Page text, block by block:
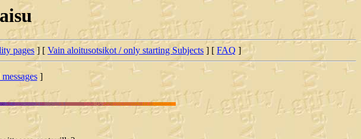
pages] [ Vain aloitusotsikot / only starting Subjects ] [ FAQ ]
]